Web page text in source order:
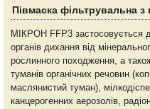
Півмаска фільтрувальна з
МІКРОН FFP3 застосовується
органів дихання від
рослинного походження, а
туманів органічних речовин
маслянистий туман),
канцерогенних аерозолів,